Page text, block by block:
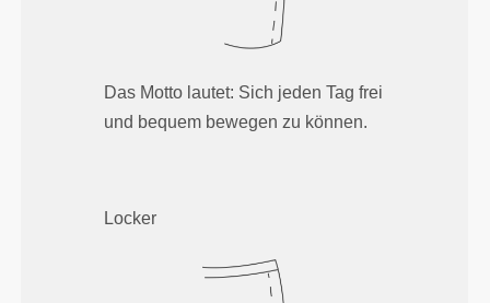
Das Motto lautet: Sich jeden Tag frei
und bequem bewegen zu können.
Locker